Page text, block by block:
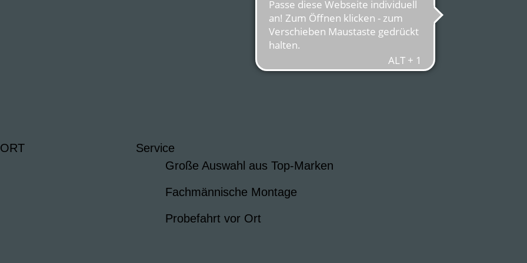
Service
Große Auswahl aus Top-Marken
Fachmännische Montage
Probefahrt vor Ort